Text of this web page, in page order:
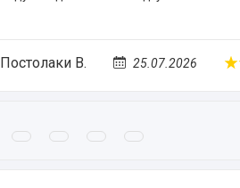
Постолаки В. 25.07.2026